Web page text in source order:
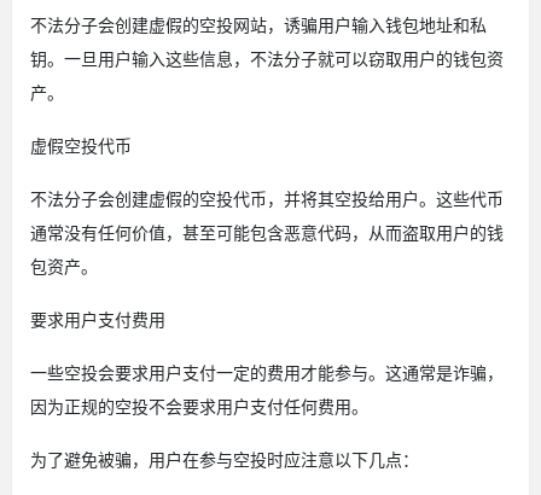
不法分子会创建虚假的空投网站，诱骗用户输入钱包地址和私
钥。一旦用户输入这些信息，不法分子就可以窃取用户的钱包资
产。
虚假空投代币
不法分子会创建虚假的空投代币，并将其空投给用户。这些代币
通常没有任何价值，甚至可能包含恶意代码，从而盗取用户的钱
包资产。
要求用户支付费用
一些空投会要求用户支付一定的费用才能参与。这通常是诈骗，
因为正规的空投不会要求用户支付任何费用。
为了避免被骗，用户在参与空投时应注意以下几点：